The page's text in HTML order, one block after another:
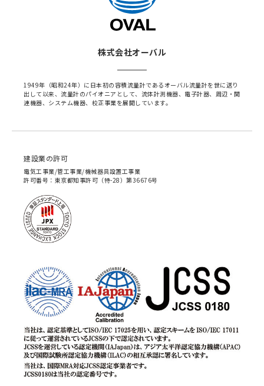
株式会社オーバル
1949年（昭和24年）に日本初の容積流量計であるオーバル流量計を世に送り
出して以来、流量計のパイオニアとして、流体計測機器、電子計器、周辺・関
連機器、システム機器、校正事業を展開しています。
建設業の許可
電気工事業/管工事業/機械器具設置工事業
許可番号：東京都知事許可（特-28）第36676号